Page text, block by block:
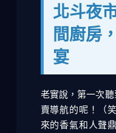
北斗夜
間廚房
宴
老實說，第一次
賣導航的呢！（
來的香氣和人聲